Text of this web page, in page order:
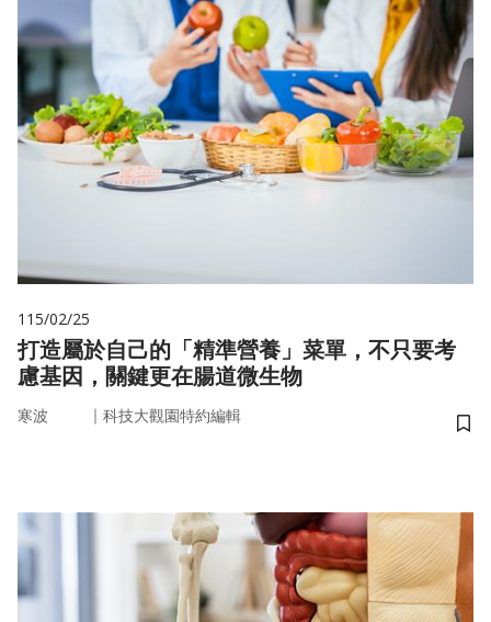
115/02/25
打造屬於自己的「精準營養」菜單，不只要考
慮基因，關鍵更在腸道微生物
寒波 ｜ 科技大觀園特約編輯
儲